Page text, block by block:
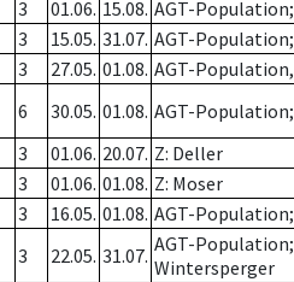
3 01.06. 15.08. AGT-
3 15.05. 31.07. AGT-
3 27.05. 01.08. AGT-
6 30.05. 01.08. AGT-Population;
3 01.06. 20.07. Z: Deller
3 01.06. 01.08. Z: Moser
3 16.05. 01.08. AGT-
3 22.05. 31.07. AGT-Population;
Wintersperger